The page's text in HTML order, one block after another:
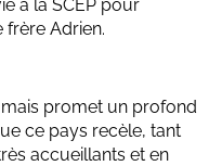
à la SCEP pour
frère Adrien.
promet un profond
ce pays recèle, tant
accueillants et en